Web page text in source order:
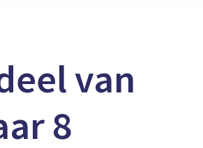
van
8